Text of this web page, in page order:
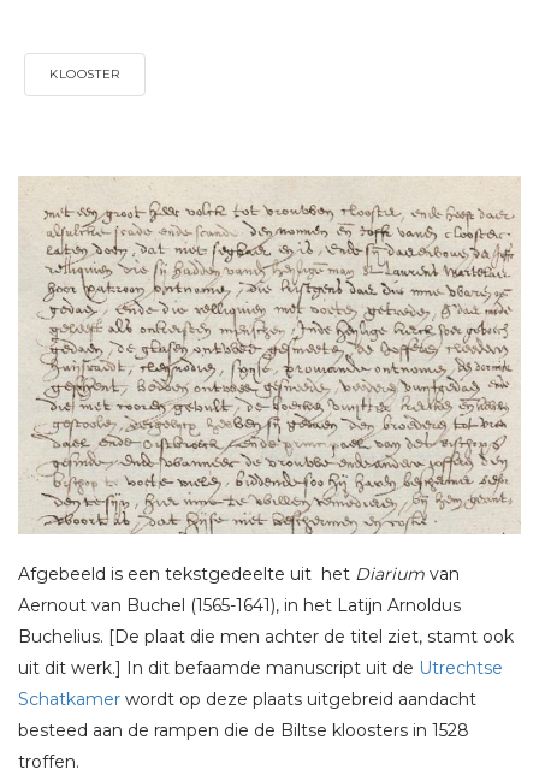
KLOOSTER
Afgebeeld is een tekstgedeelte uit het Diarium van
Aernout van Buchel (1565-1641), in het Latijn Arnoldus
Buchelius. [De plaat die men achter de titel ziet, stamt ook
uit dit werk.] In dit befaamde manuscript uit de Utrechtse
Schatkamer wordt op deze plaats uitgebreid aandacht
besteed aan de rampen die de Biltse kloosters in 1528
troffen.